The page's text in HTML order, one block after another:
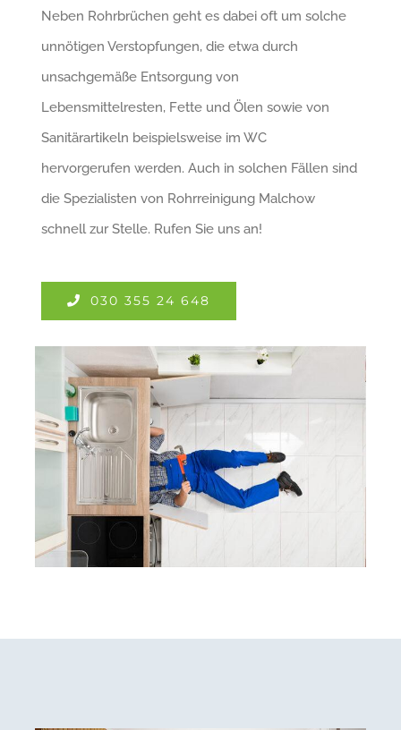
Neben Rohrbrüchen geht es dabei oft um solche
unnötigen Verstopfungen, die etwa durch
unsachgemäße Entsorgung von
Lebensmittelresten, Fette und Ölen sowie von
Sanitärartikeln beispielsweise im WC
hervorgerufen werden. Auch in solchen Fällen sind
die Spezialisten von Rohrreinigung Malchow
schnell zur Stelle. Rufen Sie uns an!
030 355 24 648